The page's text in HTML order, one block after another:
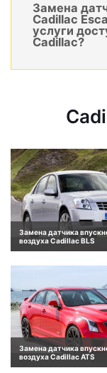
Замена
Cadillac
услуги
Cadillac?
Замена датчика
воздуха Cadillac BLS
Замена датчика
воздуха Cadillac ATS